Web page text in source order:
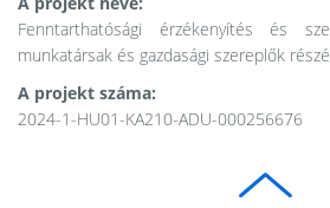
Fenntarthatósági érzékenyítés és
munkatársak és gazdasági szereplők
A projekt száma:
2024-1-HU01-KA210-ADU-000256676